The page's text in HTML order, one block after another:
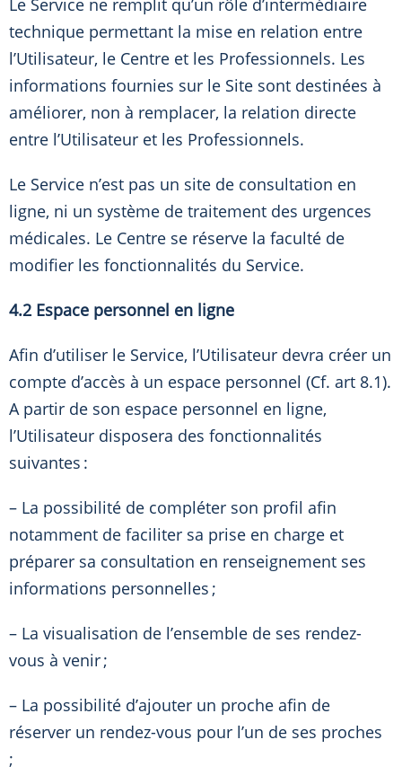
Le Service ne remplit qu’un rôle d’intermédiaire
technique permettant la mise en relation entre
l’Utilisateur, le Centre et les Professionnels. Les
informations fournies sur le Site sont destinées à
améliorer, non à remplacer, la relation directe
entre l’Utilisateur et les Professionnels.
Le Service n’est pas un site de consultation en
ligne, ni un système de traitement des urgences
médicales. Le Centre se réserve la faculté de
modifier les fonctionnalités du Service.
4.2 Espace personnel en ligne
Afin d’utiliser le Service, l’Utilisateur devra créer un
compte d’accès à un espace personnel (Cf. art 8.1).
A partir de son espace personnel en ligne,
l’Utilisateur disposera des fonctionnalités
suivantes :
– La possibilité de compléter son profil afin
notamment de faciliter sa prise en charge et
préparer sa consultation en renseignement ses
informations personnelles ;
– La visualisation de l’ensemble de ses rendez-
vous à venir ;
– La possibilité d’ajouter un proche afin de
réserver un rendez-vous pour l’un de ses proches
;